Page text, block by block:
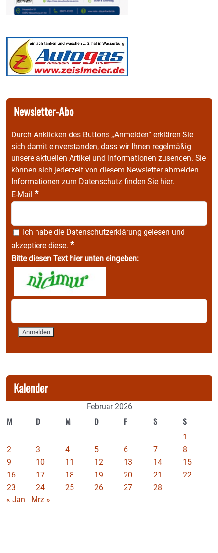
Newsletter-Abo
Durch Anklicken des Buttons „Anmelden“ erklären Sie
sich damit einverstanden, dass wir Ihnen regelmäßig
unsere aktuellen Artikel und Informationen zusenden. Sie
können sich jederzeit von diesem Newsletter abmelden.
Informationen zum Datenschutz finden Sie hier.
E-Mail *
Ich habe die Datenschutzerklärung gelesen und
akzeptiere diese. *
Bitte diesen Text hier unten eingeben:
Kalender
Februar 2026
M D M D F S S
1
2
3 4 5 6 7
8
9
10 11 12 13 14
15
16
17 18 19 20 21
22
23
24 25 26 27
28
« Jan
Mrz »